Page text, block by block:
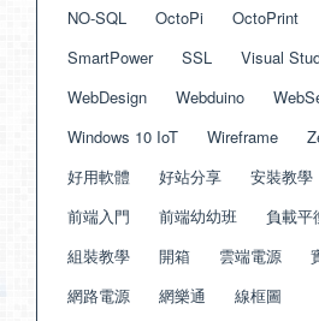
NO-SQL
OctoPi OctoPrint
SmartPower
SSL Visual
WebDesign
Webduino
Windows 10 IoT
Wireframe
好用軟體
好站分享 安裝教學
前端入門
前端幼幼班 負載平
組裝教學
開箱 雲端電源
網路電源
網樂通 線框圖